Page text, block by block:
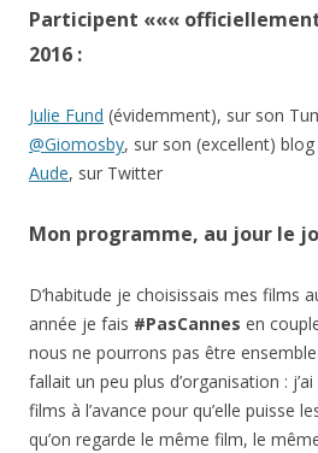
Participent «««
2016 :
Julie Fund (évidemment), sur son
@Giomosby, sur son (excellent) blog
Aude, sur Twitter
Mon programme, au jour le
D’habitude je choisissais mes films
année je fais #PasCannes en
nous ne pourrons pas être
fallait un peu plus d’organisation :
films à l’avance pour qu’elle puisse
qu’on regarde le même film, le